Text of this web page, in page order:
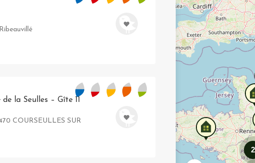
la Seulles – Gîte 11
COURSEULLES SUR
2